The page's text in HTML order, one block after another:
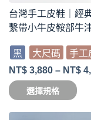
台灣手工皮鞋｜經
繫帶小牛皮鞍部牛
黑 大尺碼
手工
NT$ 3,880 – NT$
選擇規格